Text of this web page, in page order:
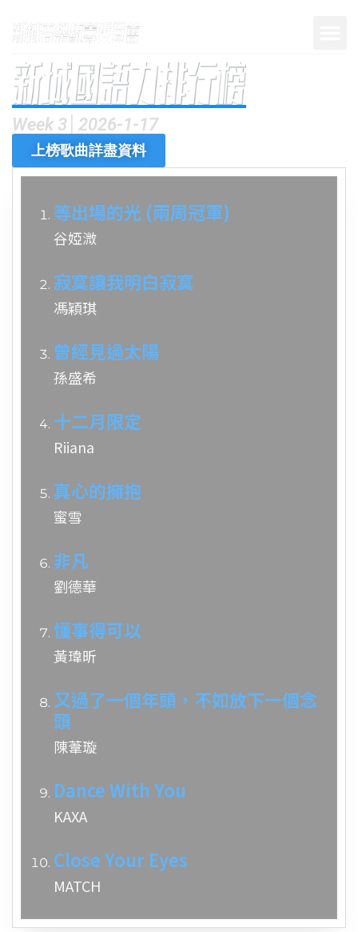
Week 3│2026-1-17
上榜歌曲詳盡資料
等出場的光 (兩周冠軍)
谷婭溦
寂寞讓我明白寂寞
馮穎琪
曾經見過太陽
孫盛希
十二月限定
Riiana
真心的擁抱
蜜雪
非凡
劉德華
懂事得可以
黃瑋昕
又過了一個年頭，不如放下一個念
頭
陳葦璇
Dance With You
KAXA
Close Your Eyes
MATCH